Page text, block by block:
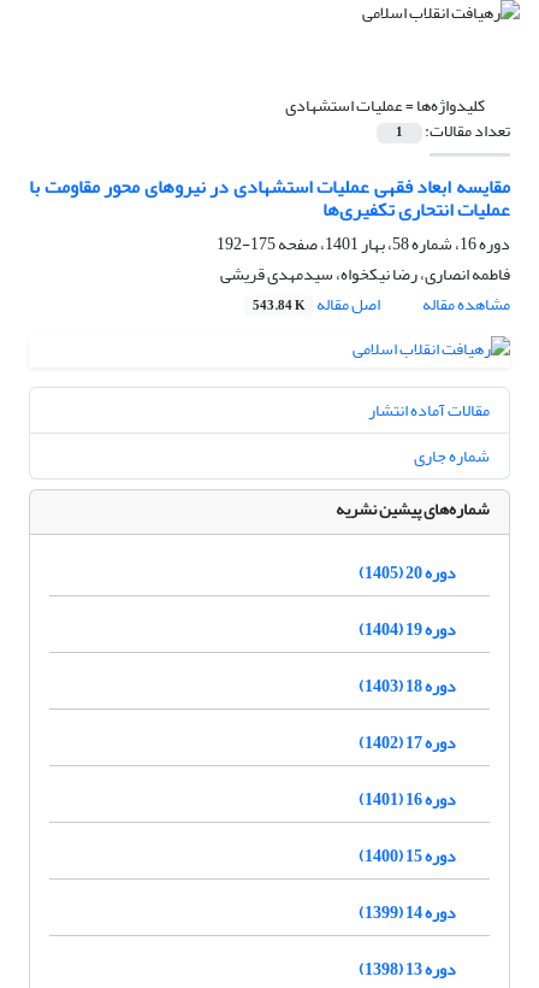
کلیدواژه‌ها =عملیات استشهادی
تعداد مقالات: 1
مقایسه ابعاد فقهی عملیات استشهادی در نیروهای محور مقاومت با
عملیات انتحاری تکفیری‌ها
دوره 16، شماره 58، بهار 1401، صفحه
175-192
فاطمه انصاری، رضا نیکخواه، سیدمهدی قریشی
مشاهده مقاله
اصل مقاله 543.84 K
مقالات آماده انتشار
شماره جاری
شماره‌های پیشین نشریه
دوره 20 (1405)
دوره 19 (1404)
دوره 18 (1403)
دوره 17 (1402)
دوره 16 (1401)
دوره 15 (1400)
دوره 14 (1399)
دوره 13 (1398)